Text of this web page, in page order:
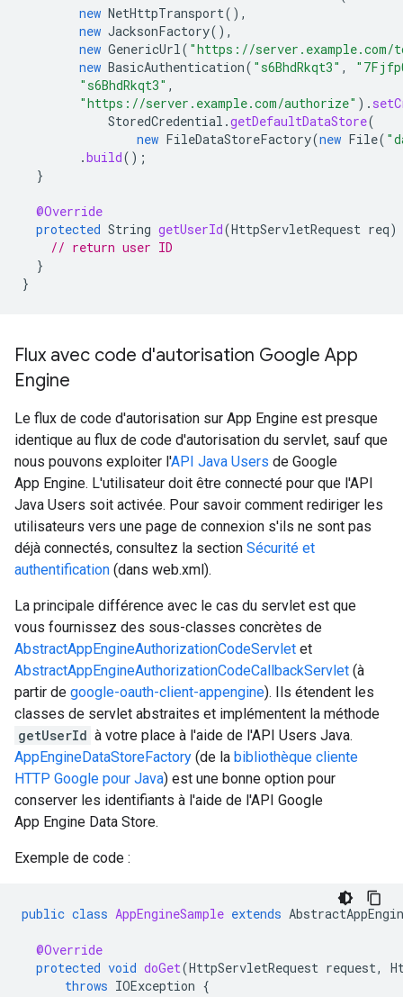
new NetHttpTransport(),
new JacksonFactory(),
new GenericUrl( "https://server.example.com/
new BasicAuthentication( "s6BhdRkqt3" ,
"s6BhdRkqt3" ,
"https://server.example.com/authorize" ).
StoredCredential .getDefaultDataStore(
new FileDataStoreFactory(new File(
.build();
}
@Override
protected String getUserId(HttpServletRequest req)
// return user ID
}
}
Flux avec code d'autorisation Google App
Engine
Le flux de code d'autorisation sur App Engine est presque
identique au flux de code d'autorisation du servlet, sauf que
nous pouvons exploiter l'API Java Users de Google
App Engine. L'utilisateur doit être connecté pour que l'API
Java Users soit activée. Pour savoir comment rediriger les
utilisateurs vers une page de connexion s'ils ne sont pas
déjà connectés, consultez la section Sécurité et
authentification (dans web.xml).
La principale différence avec le cas du servlet est que
vous fournissez des sous-classes concrètes de
AbstractAppEngineAuthorizationCodeServlet et
AbstractAppEngineAuthorizationCodeCallbackServlet (à
partir de google-oauth-client-appengine). Ils étendent les
classes de servlet abstraites et implémentent la méthode
getUserId à votre place à l'aide de l'API Users Java.
AppEngineDataStoreFactory (de la bibliothèque cliente
HTTP Google pour Java) est une bonne option pour
conserver les identifiants à l'aide de l'API Google
App Engine Data Store.
Exemple de code :
public class AppEngineSample extends
@Override
protected void doGet(HttpServletRequest request,
throws IOException {